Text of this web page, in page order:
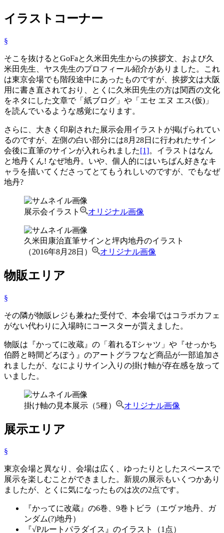
イラストコーナー
§
そこを抜けるとGoFaと久米田先生からの挨拶文、および久
米田先生、ヤス先生のプロフィール紹介がありました。これ
は東京会場でも階段途中にあったものですが、挨拶文は大阪
用に書き直されており、とくに久米田先生の方は関西の文化
をネタにした文章で「紙ブログ」や「エセ エヌ エス(仮)」
を読んでいるような感覚になります。
さらに、大きく印刷された展示会用イラストが掲げられてい
るのですが、左側の白い部分には8月28日に行われたサイン
会後に直筆のサインが入れられました[1]。イラストはなん
と地丹くん! なぜ地丹。いや、個人的にはいちばん好きなキ
ャラを描いてくださってとてもうれしいのですが、でもなぜ
地丹?
展示会イラスト オリジナル画像
久米田康治直筆サインと坪内地丹のイラスト
（2016年8月28日）
オリジナル画像
物販エリア
§
その隣が物販レジも兼ねた受付で、本会場ではコラボカフェ
がない代わりに入場時にコースターが貰えました。
物販は『かってに改蔵』の「着れるTシャツ」や『せっかち
伯爵と時間どろぼう』のアートグラフなど商品が一部追加さ
れましたが、なによりサイン入りの掛け軸が存在感を放って
いました。
掛け軸の見本展示（5種） オリジナル画像
展示エリア
§
東京会場と異なり、会場は広く、ゆったりとしたスペースで
展示を楽しむことができました。新規の展示もいくつかあり
ましたが、とくに気になったものは次の2点です。
『かってに改蔵』の6巻、9巻トビラ（エヴァ地丹、ガ
ンダム(?)地丹）
『√Pルートパラダイス』のイラスト（1点）